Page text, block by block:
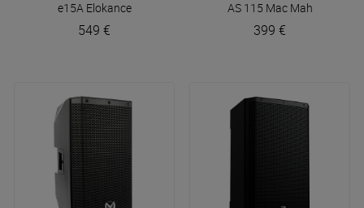
e15A Elokance
549 €
AS 115 Mac Mah
399 €